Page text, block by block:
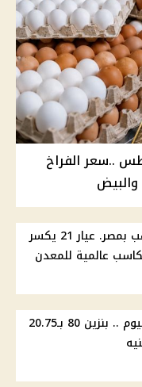
اليوم الأحد 9 أغسطس ..سعر الفراخ
والبيض
ارتفاع جديد بأسعار الذهب بمصر. عيار 21 يكسر
أسعار الوقود في مصر اليوم .. بنزين 80 بـ20.75